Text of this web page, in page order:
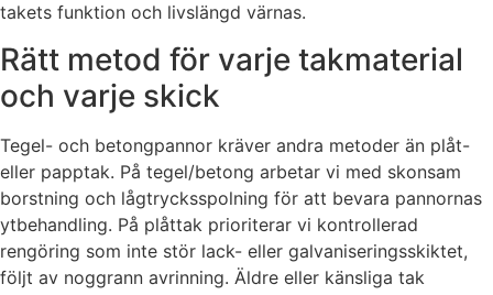
takets funktion och livslängd värnas.
Rätt metod för varje takmaterial
och varje skick
Tegel- och betongpannor kräver andra metoder än plåt-
eller papptak. På tegel/betong arbetar vi med skonsam
borstning och lågtrycksspolning för att bevara pannornas
ytbehandling. På plåttak prioriterar vi kontrollerad
rengöring som inte stör lack- eller galvaniseringsskiktet,
följt av noggrann avrinning. Äldre eller känsliga tak